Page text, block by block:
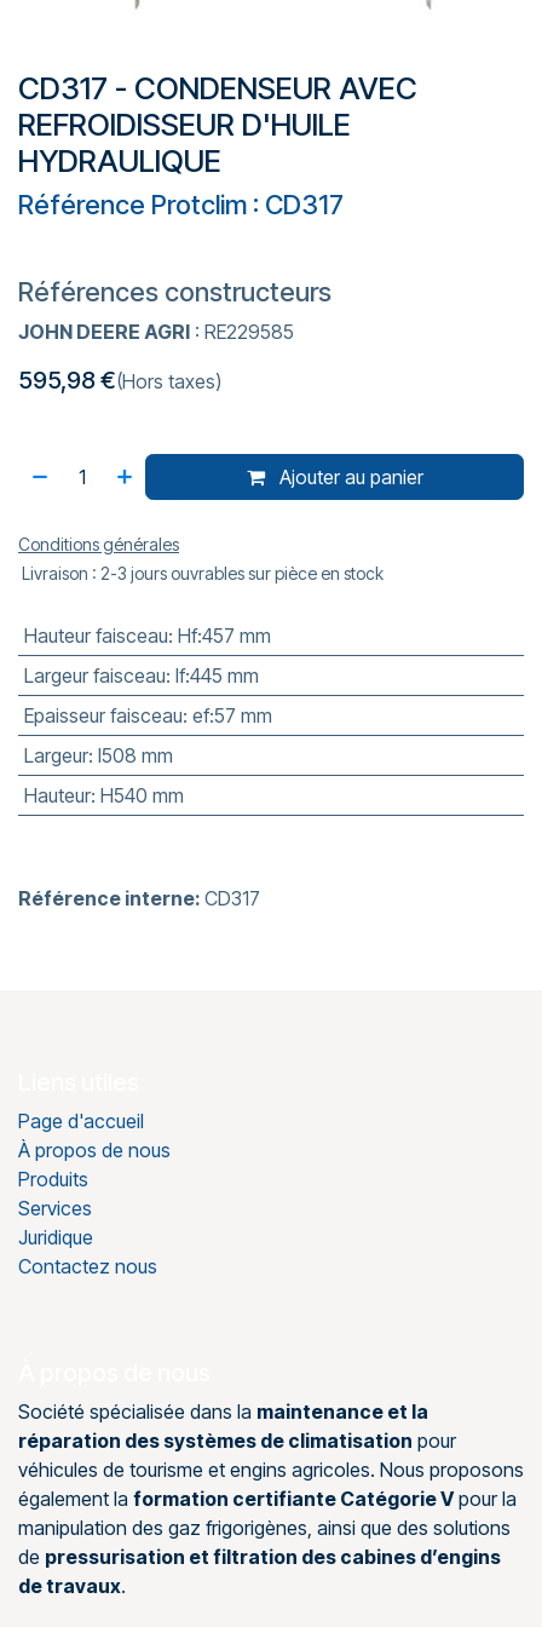
CD317 - CONDENSEUR AVEC
REFROIDISSEUR D'HUILE
HYDRAULIQUE
Référence Protclim : CD317
Références constructeurs
JOHN DEERE AGRI : RE229585
595,98€(Hors taxes)
Ajouter au panier
Conditions générales
Livraison : 2-3 jours ouvrables sur pièce en stock
Hauteur faisceau: Hf:457 mm
Largeur faisceau: lf:445 mm
Epaisseur faisceau: ef:57 mm
Largeur: l508 mm
Hauteur: H540 mm
Référence interne: CD317
Page d'accueil
À propos de nous
Produits
Services
Juridique
Contactez nous
Société spécialisée dans la maintenance et la
réparation des systèmes de climatisation pour
véhicules de tourisme et engins agricoles. Nous proposons
également la formation certifiante Catégorie Vpour la
manipulation des gaz frigorigènes, ainsi que des solutions
de pressurisation et filtration des cabines d’engins
de travaux.